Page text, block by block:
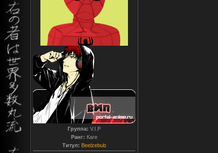
Группа: V.I.P
Ранг: Каге
Титул: Beelzebub